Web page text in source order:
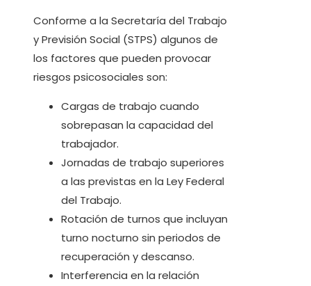
Conforme a la Secretaría del Trabajo
y Previsión Social (STPS) algunos de
los factores que pueden provocar
riesgos psicosociales son:
Cargas de trabajo cuando
sobrepasan la capacidad del
trabajador.
Jornadas de trabajo superiores
a las previstas en la Ley Federal
del Trabajo.
Rotación de turnos que incluyan
turno nocturno sin periodos de
recuperación y descanso.
Interferencia en la relación